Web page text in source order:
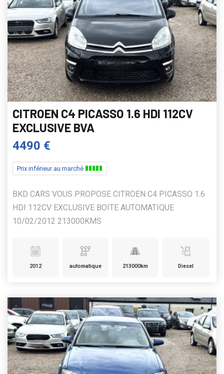
CITROEN C4 PICASSO 1.6 HDI 112CV
EXCLUSIVE BVA
4490 €
Prix inférieur au marché
BKD CARS VOUS PROPOSE CITROEN C4 PICASSO 1.6
HDI 112CV EXCLUSIVE BOITE AUTOMATIQUE
10/02/2012 213000KMS
2012 automatique 213000km Diesel